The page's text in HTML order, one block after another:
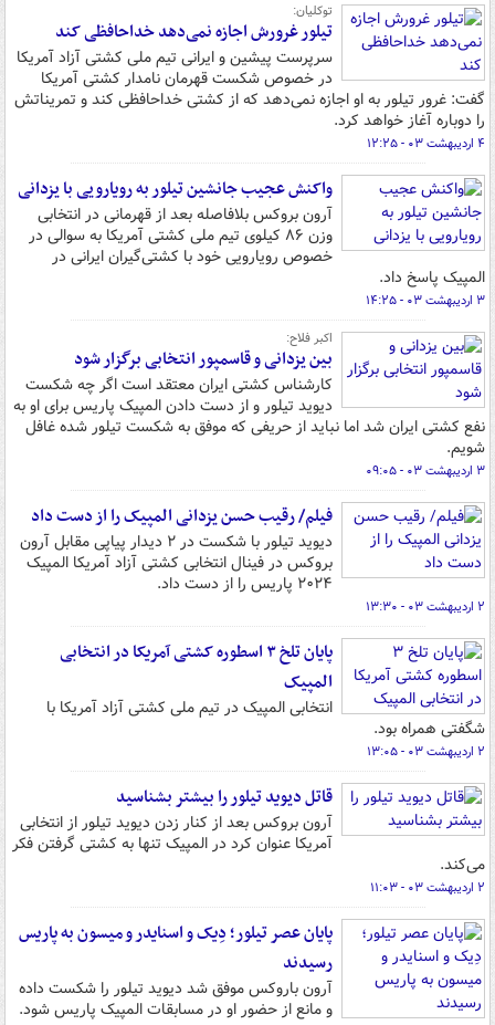
توکلیان:
تیلور غرورش اجازه نمی‌دهد خداحافظی کند
سرپرست پیشین و ایرانی تیم ملی کشتی آزاد آمریکا
در خصوص شکست قهرمان نامدار کشتی آمریکا
گفت: غرور تیلور به او اجازه نمی‌دهد که از کشتی خداحافظی کند و تمریناتش
را دوباره آغاز خواهد کرد.
۴ اردیبهشت ۰۳ - ۱۲:۲۵
واکنش عجیب جانشین تیلور به رویارویی با یزدانی
آرون بروکس بلافاصله بعد از قهرمانی در انتخابی
وزن ۸۶ کیلوی تیم ملی کشتی آمریکا به سوالی در
خصوص رویارویی خود با کشتی‌گیران ایرانی در
المپیک پاسخ داد.
۳ اردیبهشت ۰۳ - ۱۴:۲۵
اکبر فلاح:
بین یزدانی و قاسمپور انتخابی برگزار شود
کارشناس کشتی ایران معتقد است اگر چه شکست
دیوید تیلور و از دست دادن المپیک پاریس برای او به
نفع کشتی ایران شد اما نباید از حریفی که موفق به شکست تیلور شده غافل
شویم.
۳ اردیبهشت ۰۳ - ۰۹:۰۵
فیلم/ رقیب حسن یزدانی المپیک را از دست داد
دیوید تیلور با شکست در ۲ دیدار پیاپی مقابل آرون
بروکس در فینال انتخابی کشتی آزاد آمریکا المپیک
۲۰۲۴ پاریس را از دست داد.
۲ اردیبهشت ۰۳ - ۱۳:۳۰
پایان تلخ ۳ اسطوره کشتی آمریکا در انتخابی
المپیک
انتخابی المپیک در تیم ملی کشتی آزاد آمریکا با
شگفتی همراه بود.
۲ اردیبهشت ۰۳ - ۱۳:۰۵
قاتل دیوید تیلور را بیشتر بشناسید
آرون بروکس بعد از کنار زدن دیوید تیلور از انتخابی
آمریکا عنوان کرد در المپیک تنها به کشتی گرفتن فکر
می‌کند.
۲ اردیبهشت ۰۳ - ۱۱:۰۳
پایان عصر تیلور؛ دِیک و اسنایدر و میسون به پاریس
رسیدند
آرون باروکس موفق شد دیوید تیلور را شکست داده
و مانع از حضور او در مسابقات المپیک پاریس شود.